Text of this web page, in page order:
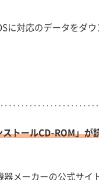
に対応のデータをダ
トールCD-ROM」が
メーカーの公式サイ